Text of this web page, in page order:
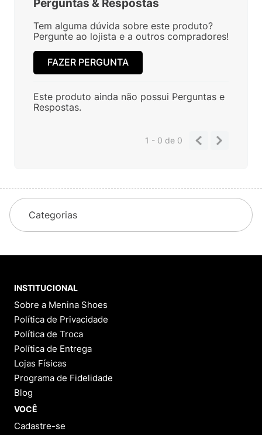
Perguntas & Respostas
Tem alguma dúvida sobre este produto?
Pergunte ao lojista e a outros compradores!
FAZER PERGUNTA
Este produto ainda não possui Perguntas e
Respostas.
1 - 0de 0
Categorias
INSTITUCIONAL
Sobre a Menina Shoes
Política de Privacidade
Política de Troca
Política de Entrega
Lojas Físicas
Programa de Fidelidade
Blog
VOCÊ
Cadastre-se